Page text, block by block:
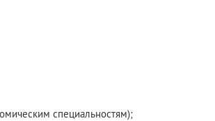
специальностям);